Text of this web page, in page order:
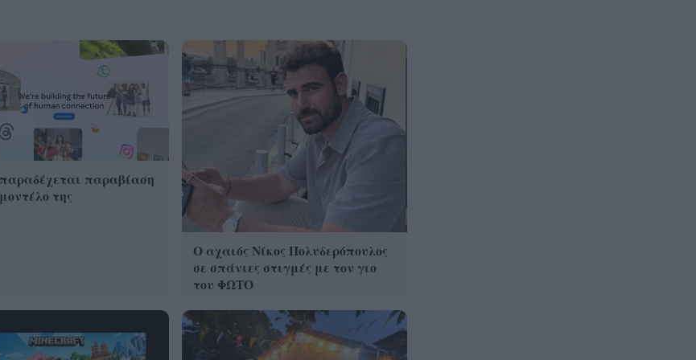
παραβίαση
της
Ο αχαιός Νίκος Πολυδερόπουλος
σε σπάνιες στιγμές με τον γιο
του ΦΩΤΟ